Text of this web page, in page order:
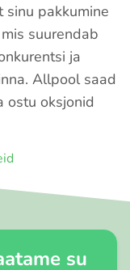
sinu pakkumine
suurendab
ja
Allpool saad
ostu oksjonid
su